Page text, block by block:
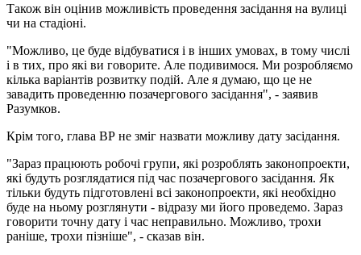
Також він оцінив можливість проведення засідання на вулиці
чи на стадіоні.
"Можливо, це буде відбуватися і в інших умовах, в тому числі
і в тих, про які ви говорите. Але подивимося. Ми розробляємо
кілька варіантів розвитку подій. Але я думаю, що це не
завадить проведенню позачергового засідання", - заявив
Разумков.
Крім того, глава ВР не зміг назвати можливу дату засідання.
"Зараз працюють робочі групи, які розроблять законопроекти,
які будуть розглядатися під час позачергового засідання. Як
тільки будуть підготовлені всі законопроекти, які необхідно
буде на ньому розглянути - відразу ми його проведемо. Зараз
говорити точну дату і час неправильно. Можливо, трохи
раніше, трохи пізніше", - сказав він.